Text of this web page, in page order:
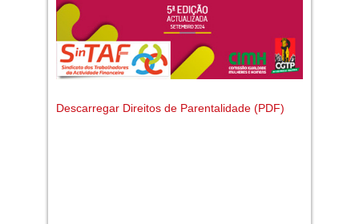
Descarregar Direitos de Parentalidade (PDF)